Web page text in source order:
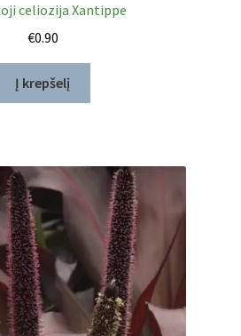
celiozija Xantippe
€0.90
Į krepšelį